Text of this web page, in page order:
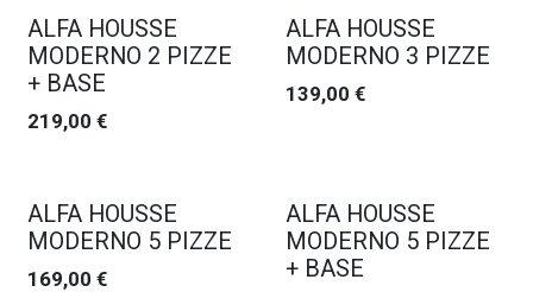
ALFA HOUSSE
MODERNO 2 PIZZE
+ BASE
219,00 €
ALFA HOUSSE
MODERNO 3 PIZZE
139,00 €
ALFA HOUSSE
MODERNO 5 PIZZE
169,00 €
ALFA HOUSSE
MODERNO 5 PIZZE
+ BASE